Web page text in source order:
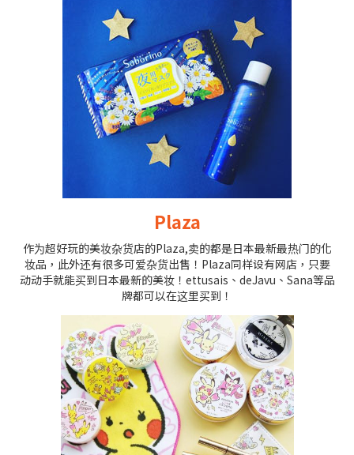
Plaza
作为超好玩的美妆杂货店的Plaza,卖的都是日本最新最热门的化
妆品，此外还有很多可爱杂货出售！Plaza同样设有网店，只要
动动手就能买到日本最新的美妆！ettusais、deJavu、Sana等品
牌都可以在这里买到！